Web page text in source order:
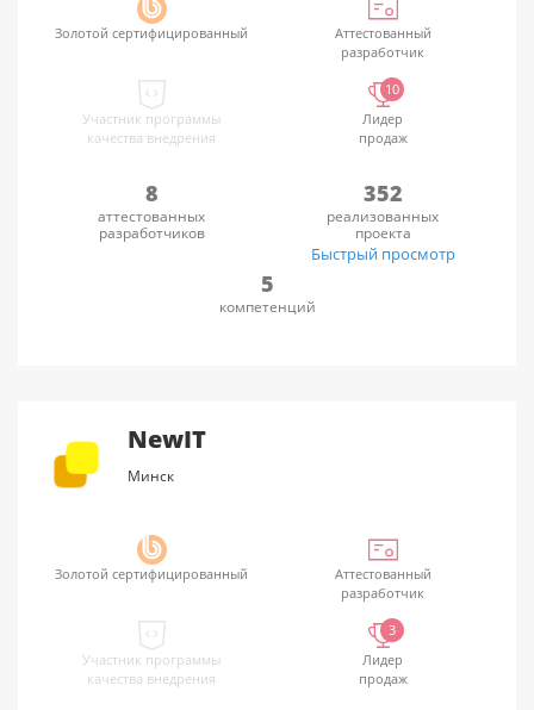
Золотой сертифицированный
Аттестованный
разработчик
Участник программы
качества внедрения
10
Лидер
продаж
8
аттестованных
разработчиков
352
реализованных
проекта
Быстрый просмотр
5
компетенций
NewIT
Минск
Золотой сертифицированный
Аттестованный
разработчик
Участник программы
качества внедрения
3
Лидер
продаж